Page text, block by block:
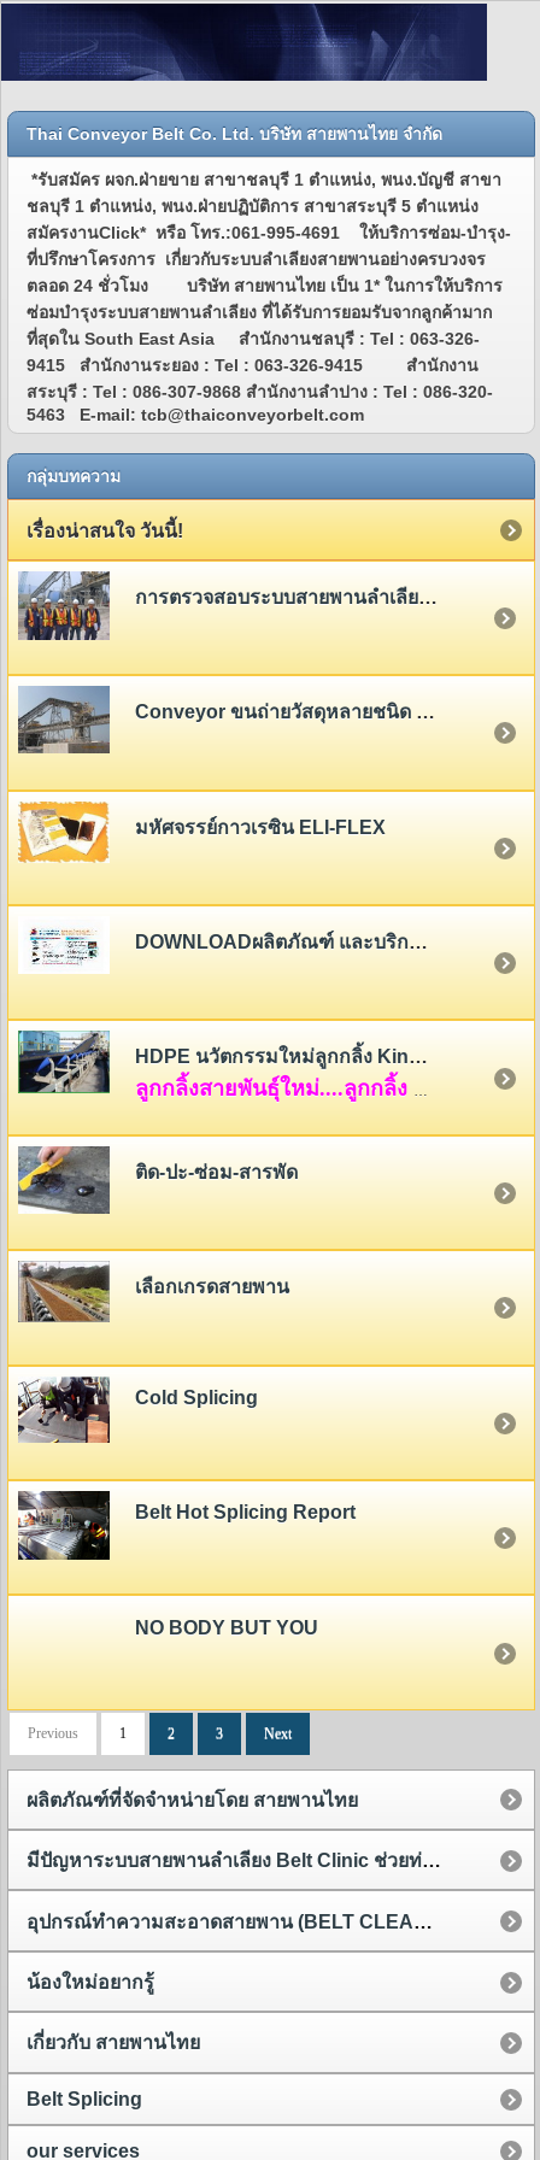
Thai Conveyor Belt Co. Ltd. บริษัท สายพานไทย จำกัด
*รับสมัคร ผจก.ฝ่ายขาย สาขาชลบุรี 1 ตำแหน่ง, พนง.บัญชี สาขา
ชลบุรี 1 ตำแหน่ง, พนง.ฝ่ายปฏิบัติการ สาขาสระบุรี 5 ตำแหน่ง
สมัครงานClick* หรือ โทร.:061-995-4691 ให้บริการซ่อม-บำรุง-
ที่ปรึกษาโครงการ เกี่ยวกับระบบลำเลียงสายพานอย่างครบวงจร
ตลอด 24 ชั่วโมง บริษัท สายพานไทย เป็น 1* ในการให้บริการ
ซ่อมบำรุงระบบสายพานลำเลียง ที่ได้รับการยอมรับจากลูกค้ามาก
ที่สุดใน South East Asia สำนักงานชลบุรี : Tel : 063-326-
9415 สำนักงานระยอง : Tel : 063-326-9415 สำนักงาน
สระบุรี : Tel : 086-307-9868 สำนักงานลำปาง : Tel : 086-320-
5463 E-mail: tcb@thaiconveyorbelt.com
กลุ่มบทความ
เรื่องน่าสนใจ วันนี้!
การตรวจสอบระบบสายพานลำเลียง (Belt Conveyor System Inspection)
Conveyor ขนถ่ายวัสดุหลายชนิด - หลายขนาด
มหัศจรรย์กาวเรซิน ELI-FLEX
DOWNLOADผลิตภัณฑ์ และบริการของสายพานไทย
HDPE นวัตกรรมใหม่ลูกกลิ้ง King Roller (HDPE Rollers Innovation)
ลูกกลิ้งสายพันธุ์ใหม่....ลูกกลิ้ง HDPE
ติด-ปะ-ซ่อม-สารพัด
เลือกเกรดสายพาน
Cold Splicing
Belt Hot Splicing Report
NO BODY BUT YOU
Previous 1 2 3 Next
ผลิตภัณฑ์ที่จัดจำหน่ายโดย สายพานไทย
มีปัญหาระบบสายพานลำเลียง Belt Clinic ช่วยท่านได้
อุปกรณ์ทำความสะอาดสายพาน (BELT CLEANER)
น้องใหม่อยากรู้
เกี่ยวกับ สายพานไทย
Belt Splicing
our services